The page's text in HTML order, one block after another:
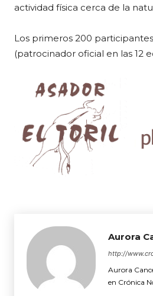
actividad física cerca de la
Los primeros 200
(patrocinador oficial en las 12
Aurora
http://
Aurora
en Crónica